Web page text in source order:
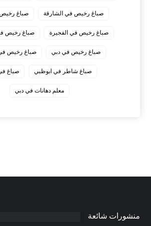
صباغ رخيص في الشارقة صباغ
صباغ رخيص في الفجيرة صباغ رخيص
صباغ رخيص في دبي صباغ رخيص
صباغ شاطر في ابوظبي صباغ
معلم دهانات في دبي
منشورات شائعة